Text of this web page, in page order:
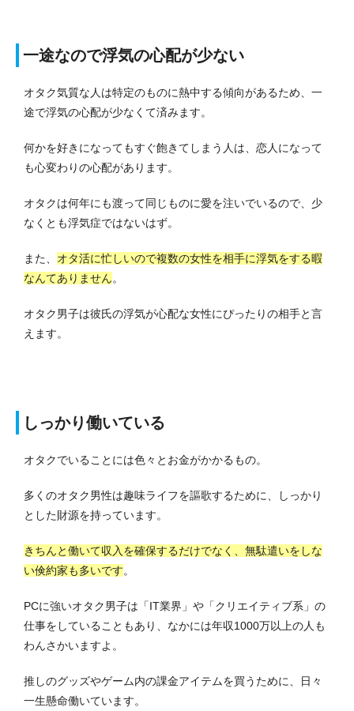
一途なので浮気の心配が少ない
オタク気質な人は特定のものに熱中する傾向があるため、一
途で浮気の心配が少なくて済みます。
何かを好きになってもすぐ飽きてしまう人は、恋人になって
も心変わりの心配があります。
オタクは何年にも渡って同じものに愛を注いでいるので、少
なくとも浮気症ではないはず。
また、 オタ活に忙しいので複数の女性を相手に浮気をする暇
なんてありません。
オタク男子は彼氏の浮気が心配な女性にぴったりの相手と言
えます。
しっかり働いている
オタクでいることには色々とお金がかかるもの。
多くのオタク男性は趣味ライフを謳歌するために、しっかり
とした財源を持っています。
きちんと働いて収入を確保するだけでなく、無駄遣いをしな
い倹約家も多いです。
PCに強いオタク男子は「IT業界」や「クリエイティブ系」の
仕事をしていることもあり、なかには年収1000万以上の人も
わんさかいますよ。
推しのグッズやゲーム内の課金アイテムを買うために、日々
一生懸命働いています。